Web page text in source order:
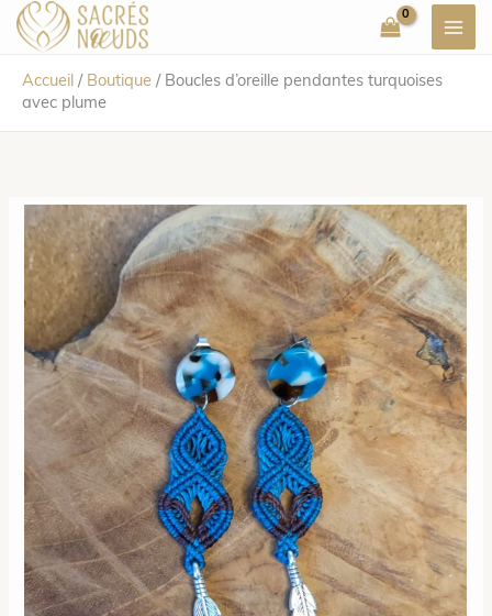
Aller
contenu
Accueil / Boutique / Boucles d’oreille pendantes turquoises
avec plume